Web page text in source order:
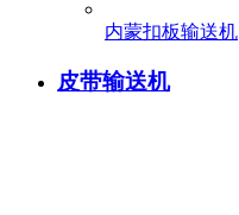
内蒙扣板输送机
皮带输送机